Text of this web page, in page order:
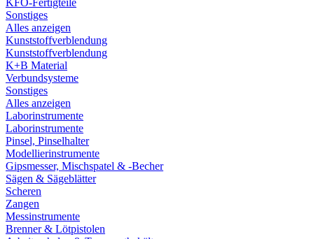
KFO-Fertigteile
Sonstiges
Alles anzeigen
Kunststoffverblendung
Kunststoffverblendung
K+B Material
Verbundsysteme
Sonstiges
Alles anzeigen
Laborinstrumente
Laborinstrumente
Pinsel, Pinselhalter
Modellierinstrumente
Gipsmesser, Mischspatel & -Becher
Sägen & Sägeblätter
Scheren
Zangen
Messinstrumente
Brenner & Lötpistolen